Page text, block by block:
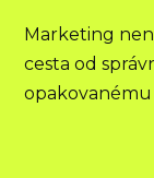
Marketing
cesta od
opakovanému